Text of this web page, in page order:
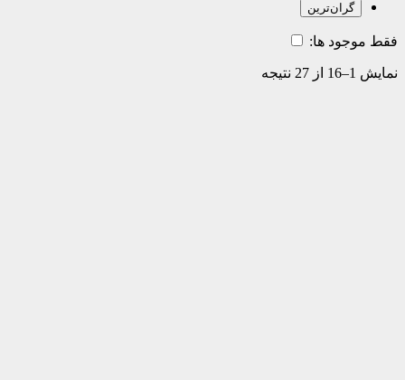
گران‌ترین
فقط موجود ها:
نمایش 1–16 از 27 نتیجه